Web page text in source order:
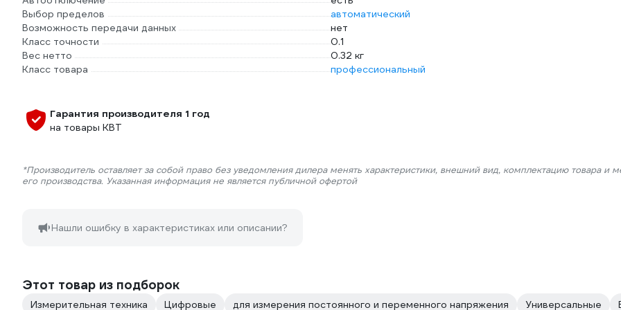
Выбор пределов
автоматический
Возможность передачи данных
нет
Класс точности
0.1
Вес нетто
0.32 кг
Класс товара
профессиональный
Гарантия производителя 1 год
на товары КВТ
*Производитель оставляет за собой право без уведомления дилера менять характеристики, внешний вид, комплектацию товара и
его производства. Указанная информация не является публичной офертой
Нашли ошибку в характеристиках или описании?
Этот товар из подборок
Измерительная техника Цифровые для измерения постоянного и переменного напряжения Универсальные